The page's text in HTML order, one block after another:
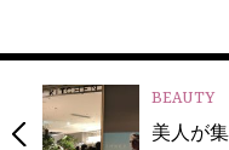
BEAUTY
美人が